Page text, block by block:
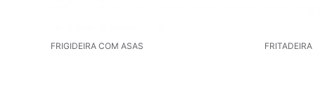
FRIGIDEIRA COM ASAS FRITADEIRA